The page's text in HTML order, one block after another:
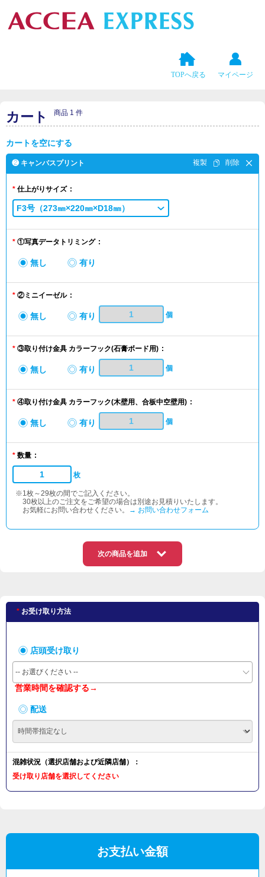
TOPへ戻る マイページ
カート 商品 1 件
カートを空にする
❷ キャンバスプリント
仕上がりサイズ
F3号（273㎜×220㎜×D18㎜）
①写真データトリミング
無し 有り
②ミニイーゼル
無し 有り 個
③取り付け金具 カラーフック(石膏ボード用)
無し 有り 個
④取り付け金具 カラーフック(木壁用、合板中空壁用)
無し 有り 個
数量
枚
※1枚～29枚の間でご記入ください。
30枚以上のご注文をご希望の場合は別途お見積りいたします。
お気軽にお問い合わせください。
→ お問い合わせフォーム
次の商品を追加
お受け取り方法
店頭受け取り
-- お選びください --
営業時間を確認する→
配送
混雑状況（選択店舗および近隣店舗）：
受け取り店舗を選択してください
お支払い金額